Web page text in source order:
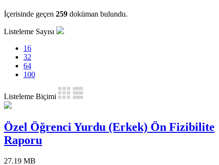
İçerisinde geçen 259 doküman bulundu.
Listeleme Sayısı
16
32
64
100
Listeleme Biçimi
Özel Öğrenci Yurdu (Erkek) Ön Fizibilite
Raporu
27.19 MB